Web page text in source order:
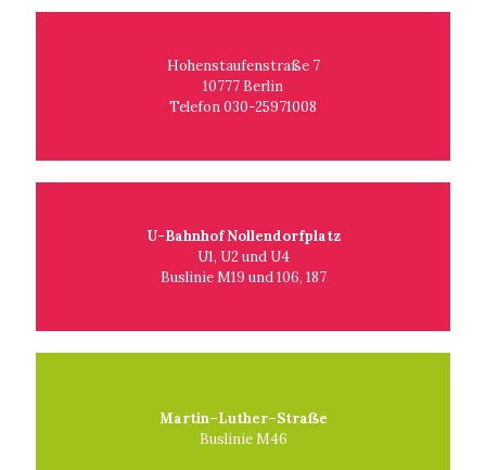
Hohenstaufenstraße 7
10777 Berlin
Telefon 030-25971008
U-Bahnhof Nollendorfplatz
U1, U2 und U4
Buslinie M19 und 106, 187
Martin–Luther–Straße
Buslinie M46